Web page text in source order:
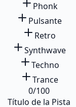
Phonk
Pulsante
Retro
Synthwave
Techno
Trance
0/100
Título de la Pista